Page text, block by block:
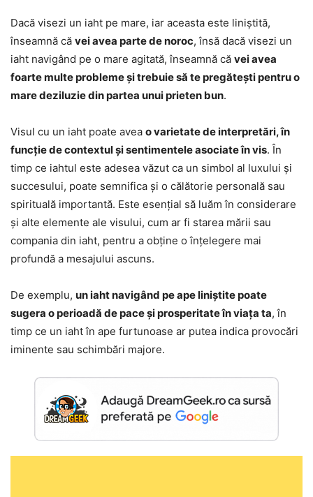
Dacă visezi un iaht pe mare, iar aceasta este liniștită,
înseamnă că vei avea parte de noroc, însă dacă visezi un
iaht navigând pe o mare agitată, înseamnă că vei avea
foarte multe probleme și trebuie să te pregătești pentru o
mare deziluzie din partea unui prieten bun.
Visul cu un iaht poate avea o varietate de interpretări, în
funcție de contextul și sentimentele asociate în vis. În
timp ce iahtul este adesea văzut ca un simbol al luxului și
succesului, poate semnifica și o călătorie personală sau
spirituală importantă. Este esențial să luăm în considerare
și alte elemente ale visului, cum ar fi starea mării sau
compania din iaht, pentru a obține o înțelegere mai
profundă a mesajului ascuns.
De exemplu, un iaht navigând pe ape liniștite poate
sugera o perioadă de pace și prosperitate în viața ta, în
timp ce un iaht în ape furtunoase ar putea indica provocări
iminente sau schimbări majore.